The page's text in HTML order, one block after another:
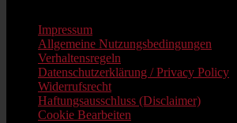
Impressum
Allgemeine Nutzungsbedingungen
Verhaltensregeln
Datenschutzerklärung / Privacy Policy
Widerrufsrecht
Haftungsausschluss (Disclaimer)
Cookie Bearbeiten